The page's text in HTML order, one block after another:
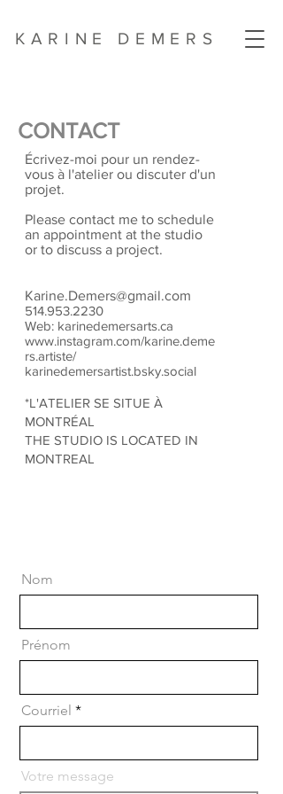
KARINE DEMERS
CONTACT
Écrivez-moi pour un rendez-
vous à l'atelier ou discuter d'un
projet.
Please contact me to schedule
an appointment at the studio
or to discuss a project.
Karine.Demers@gmail.com
514.953.2230
Web: karinedemersarts.ca
www.instagram.com/karine.deme
rs.artiste/
karinedemersartist.bsky.social
*L'ATELIER SE SITUE À
MONTRÉAL
THE STUDIO IS LOCATED IN
MONTREAL
Nom
Prénom
Courriel
Votre message